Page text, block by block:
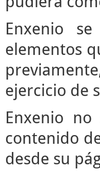
Enxenio
elementos
ejercicio de
Enxenio
contenido
desde su